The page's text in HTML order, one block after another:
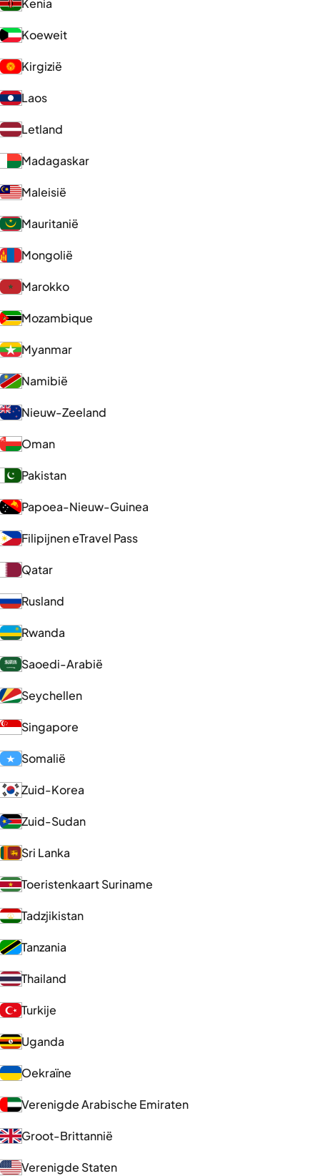
Kenia
Koeweit
Kirgizië
Laos
Letland
Madagaskar
Maleisië
Mauritanië
Mongolië
Marokko
Mozambique
Myanmar
Namibië
Nieuw-Zeeland
Oman
Pakistan
Papoea-Nieuw-Guinea
Filipijnen eTravel Pass
Qatar
Rusland
Rwanda
Saoedi-Arabië
Seychellen
Singapore
Somalië
Zuid-Korea
Zuid-Sudan
Sri Lanka
Toeristenkaart Suriname
Tadzjikistan
Tanzania
Thailand
Turkije
Uganda
Oekraïne
Verenigde Arabische Emiraten
Groot-Brittannië
Verenigde Staten